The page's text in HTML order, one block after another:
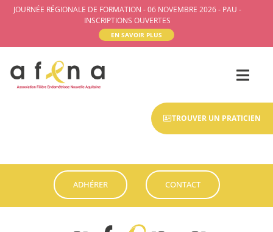
JOURNÉE RÉGIONALE DE FORMATION - 06 NOVEMBRE 2026 - PAU -
INSCRIPTIONS OUVERTES
EN SAVOIR PLUS
TROUVER UN PRATICIEN
ADHÉRER CONTACT